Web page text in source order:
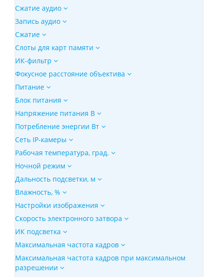
Сжатие аудио
Запись аудио
Сжатие
Слоты для карт памяти
ИК-фильтр
Фокусное расстояние объектива
Питание
Блок питания
Напряжение питания В
Потребление энергии Вт
Сеть IP-камеры
Рабочая температура, град.
Ночной режим
Дальность подсветки, м
Влажность, %
Настройки изображения
Скорость электронного затвора
ИК подсветка
Максимальная частота кадров
Максимальная частота кадров при максимальном
разрешении